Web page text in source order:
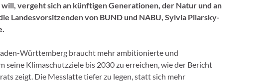
vergeht sich an künftigen Generationen, der Natur und an
Landesvorsitzenden von BUND und NABU, Sylvia Pilarsky-
Württemberg braucht mehr ambitionierte und
seine Klimaschutzziele bis 2030 zu erreichen, wie der Bericht
zeigt. Die Messlatte tiefer zu legen, statt sich mehr